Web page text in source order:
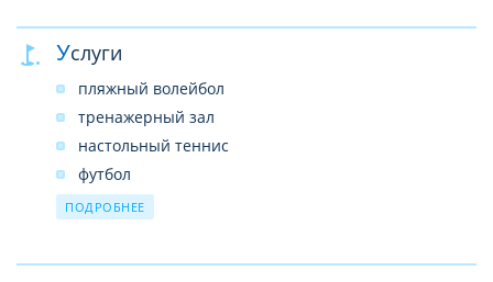
бар на пляже
прачечная
Wi-Fi (терраса, лобби-бесплатно)
Услуги
пляжный волейбол
тренажерный зал
настольный теннис
футбол
аква-аэробика
ПОДРОБНЕЕ